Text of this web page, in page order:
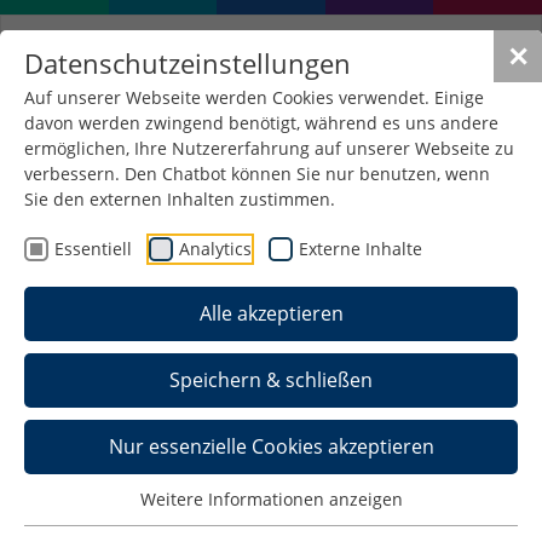
✕
Datenschutzeinstellungen
Auf unserer Webseite werden Cookies verwendet. Einige
davon werden zwingend benötigt, während es uns andere
ermöglichen, Ihre Nutzererfahrung auf unserer Webseite zu
verbessern. Den Chatbot können Sie nur benutzen, wenn
Sie den externen Inhalten zustimmen.
Essentiell Analytics Externe Inhalte
Alle akzeptieren
Speichern & schließen
Nur essenzielle Cookies akzeptieren
Weitere Informationen anzeigen
Gewinnung und
Entwicklung von
professoralem Personal